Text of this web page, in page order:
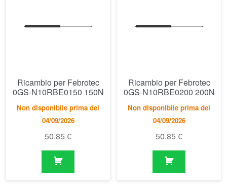
Ricambio per Febrotec
0GS-N10RBE0150 150N
Non disponibile prima del
04/09/2026
50.85 €
Ricambio per Febrotec
0GS-N10RBE0200 200N
Non disponibile prima del
04/09/2026
50.85 €